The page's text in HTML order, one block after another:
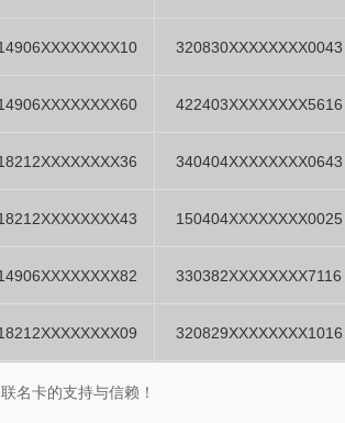
320830XXXXXXXX0043
422403XXXXXXXX5616
340404XXXXXXXX0643
150404XXXXXXXX0025
330382XXXXXXXX7116
320829XXXXXXXX1016
名卡的支持与信赖！